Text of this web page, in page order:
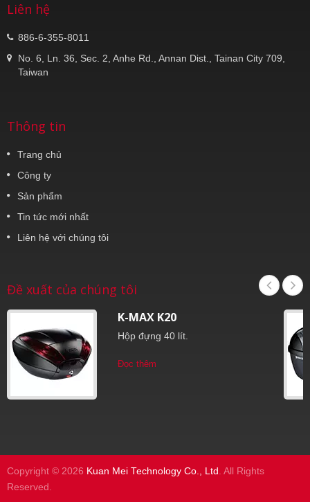
Liên hệ
886-6-355-8011
No. 6, Ln. 36, Sec. 2, Anhe Rd., Annan Dist., Tainan City 709,
Taiwan
Thông tin
Trang chủ
Công ty
Sản phẩm
Tin tức mới nhất
Liên hệ với chúng tôi
Đề xuất của chúng tôi
K-MAX K20
Hộp đựng 40 lít.
Đọc thêm
Copyright © 2026 Kuan Mei Technology Co., Ltd . All Rights
Reserved.